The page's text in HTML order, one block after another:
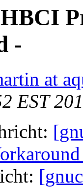
-
at
EST